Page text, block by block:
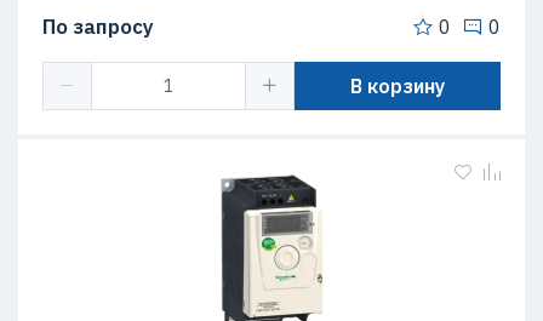
По запросу 0 0
В корзину